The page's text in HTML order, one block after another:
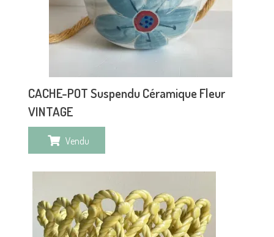
CACHE-POT Suspendu Céramique Fleur
VINTAGE
Vendu